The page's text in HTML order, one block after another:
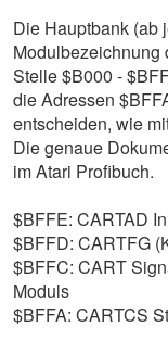
Die Hauptbank (ab
Modulbezeichnung
Stelle $B000 -
die Adressen
entscheiden, wie
Die genaue
im Atari Profibuch.
$BFFE: CARTAD
$BFFD: CARTFG
$BFFC: CART
Moduls
$BFFA: CARTCS